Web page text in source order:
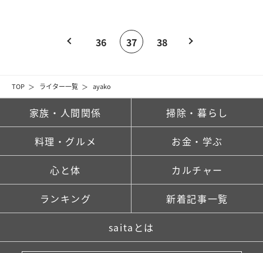
TOP ライター一覧 ayako
36 37 38
家族・人間関係 掃除・暮らし
料理・グルメ お金・学ぶ
心と体 カルチャー
ランキング 新着記事一覧
saitaとは